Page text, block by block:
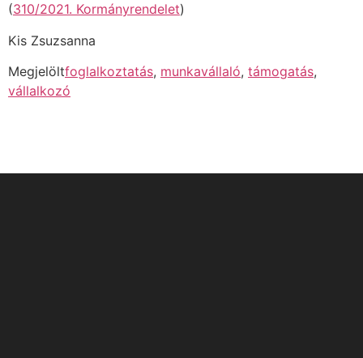
(310/2021. Kormányrendelet)
Kis Zsuzsanna
Megjelöltfoglalkoztatás, munkavállaló, támogatás,
vállalkozó